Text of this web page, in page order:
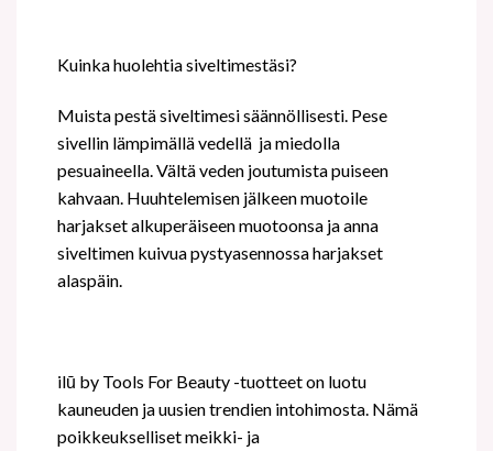
Kuinka huolehtia siveltimestäsi?
Muista pestä siveltimesi säännöllisesti. Pese
sivellin lämpimällä vedellä ja miedolla
pesuaineella. Vältä veden joutumista puiseen
kahvaan. Huuhtelemisen jälkeen muotoile
harjakset alkuperäiseen muotoonsa ja anna
siveltimen kuivua pystyasennossa harjakset
alaspäin.
ilū by Tools For Beauty -tuotteet on luotu
kauneuden ja uusien trendien intohimosta. Nämä
poikkeukselliset meikki- ja